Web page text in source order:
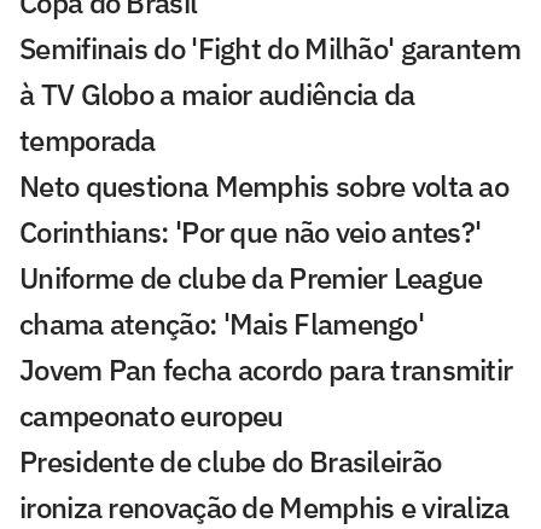
Semifinais do 'Fight do Milhão' garantem
à TV Globo a maior audiência da
temporada
Neto questiona Memphis sobre volta ao
Corinthians: 'Por que não veio antes?'
Uniforme de clube da Premier League
chama atenção: 'Mais Flamengo'
Jovem Pan fecha acordo para transmitir
campeonato europeu
Presidente de clube do Brasileirão
ironiza renovação de Memphis e viraliza